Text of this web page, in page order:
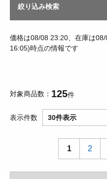
絞り込み検索
価格は08/08 23:20、在庫は
16:05)時点の情報です
対象商品数 125件
表示件数 30件表示
1 2